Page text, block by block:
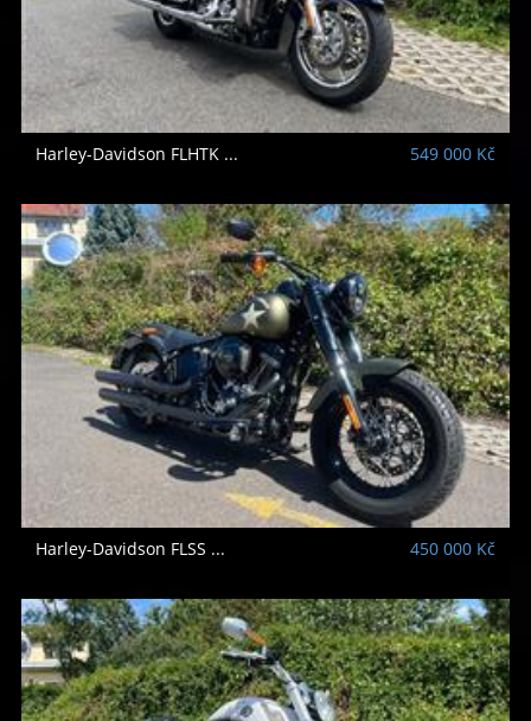
Harley-Davidson FLHTK ... 549 000 Kč
Harley-Davidson FLSS ... 450 000 Kč